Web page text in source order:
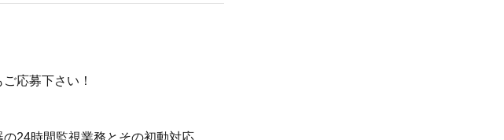
応募下さい！
24時間監視業務とその初動対応